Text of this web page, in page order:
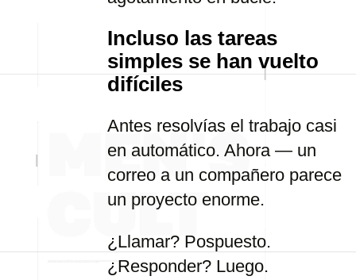
Incluso las tareas
simples se han vuelto
difíciles
Antes resolvías el trabajo casi
en automático. Ahora — un
correo a un compañero parece
un proyecto enorme.
¿Llamar? Pospuesto.
¿Responder? Luego.